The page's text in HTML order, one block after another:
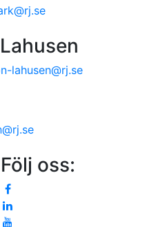
@rj.se
lahusen@rj.se
@rj.se
Följ oss: